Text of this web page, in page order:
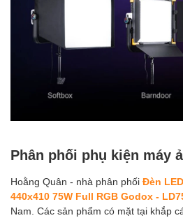
Phân phối phụ kiện máy
Hoằng Quân - nhà phân phối Đèn
440x410 75W Full RGB Godox -
Nam. Các sản phẩm có mặt tại khắp